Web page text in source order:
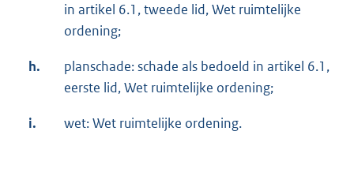
in artikel 6.1, tweede lid, Wet ruimtelijke
ordening;
h.
planschade: schade als bedoeld in artikel 6.1,
eerste lid, Wet ruimtelijke ordening;
i. wet: Wet ruimtelijke ordening.